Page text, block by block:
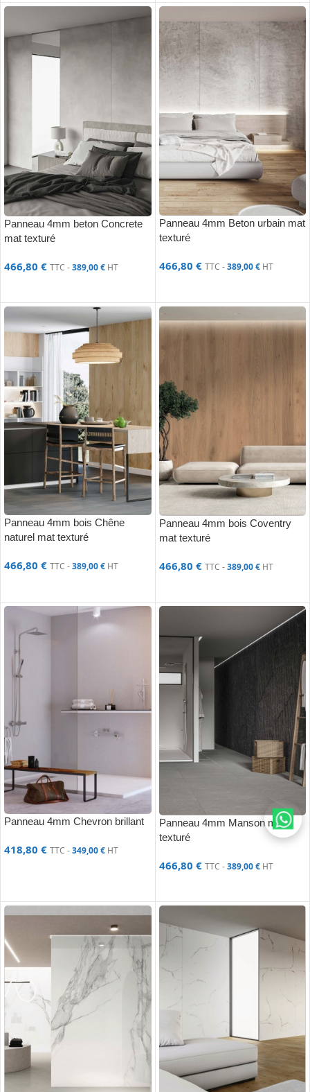
Panneau 4mm beton Concrete
mat texturé
466,80 € TTC -389,00€ HT
Panneau 4mm Beton urbain mat
texturé
466,80 € TTC -389,00€HT
Panneau 4mm bois Chêne
naturel mat texturé
466,80 € TTC -389,00€ HT
Panneau 4mm bois Coventry
mat texturé
466,80 € TTC -389,00€HT
Panneau 4mm Chevron brillant
418,80 € TTC -349,00€ HT
Panneau 4mm Manson mat
texturé
466,80 € TTC -389,00€HT